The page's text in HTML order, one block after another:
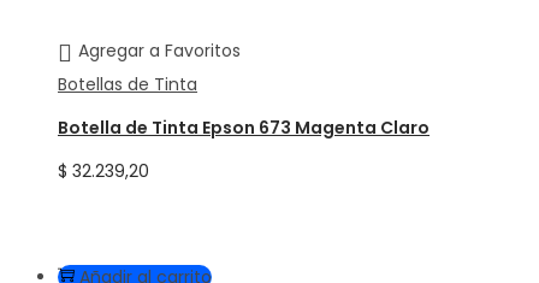
Agregar a Favoritos
Botellas de Tinta
Botella de Tinta Epson 673 Magenta Claro
$ 32.239,20
Añadir al carrito